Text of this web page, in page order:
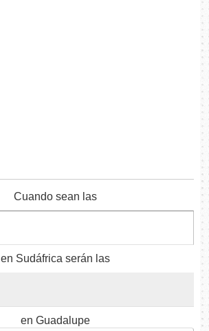
Cuando sean las
en Sudáfrica serán las
en Guadalupe